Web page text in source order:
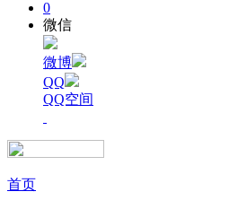
0
微信
微博
QQ
QQ空间
首页